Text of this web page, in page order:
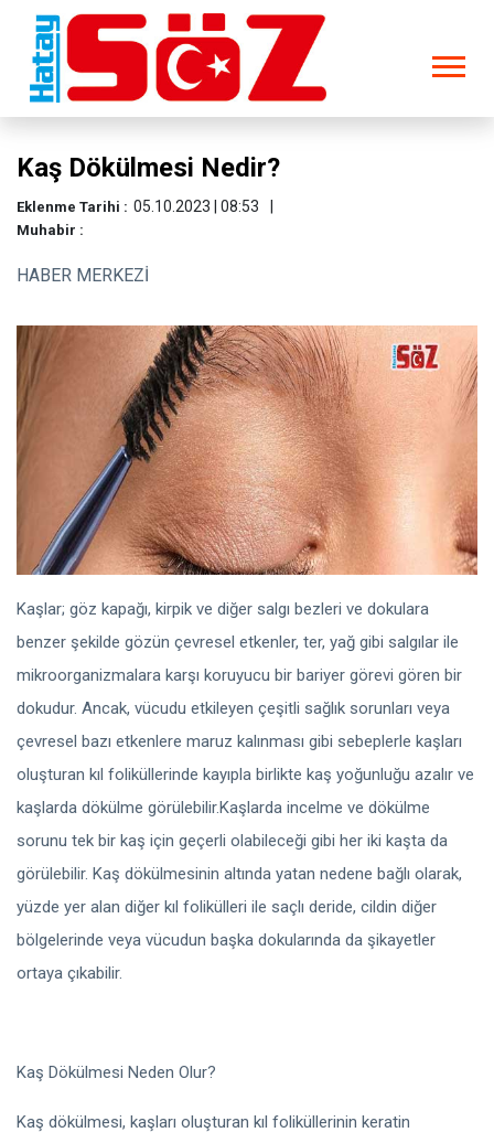
Kaş Dökülmesi Nedir?
Eklenme Tarihi : 05.10.2023 | 08:53
Muhabir :
HABER MERKEZİ
Kaşlar; göz kapağı, kirpik ve diğer salgı bezleri ve dokulara
benzer şekilde gözün çevresel etkenler, ter, yağ gibi salgılar ile
mikroorganizmalara karşı koruyucu bir bariyer görevi gören bir
dokudur. Ancak, vücudu etkileyen çeşitli sağlık sorunları veya
çevresel bazı etkenlere maruz kalınması gibi sebeplerle kaşları
oluşturan kıl foliküllerinde kayıpla birlikte kaş yoğunluğu azalır ve
kaşlarda dökülme görülebilir.Kaşlarda incelme ve dökülme
sorunu tek bir kaş için geçerli olabileceği gibi her iki kaşta da
görülebilir. Kaş dökülmesinin altında yatan nedene bağlı olarak,
yüzde yer alan diğer kıl folikülleri ile saçlı deride, cildin diğer
bölgelerinde veya vücudun başka dokularında da şikayetler
ortaya çıkabilir.
Kaş Dökülmesi Neden Olur?
Kaş dökülmesi, kaşları oluşturan kıl foliküllerinin keratin